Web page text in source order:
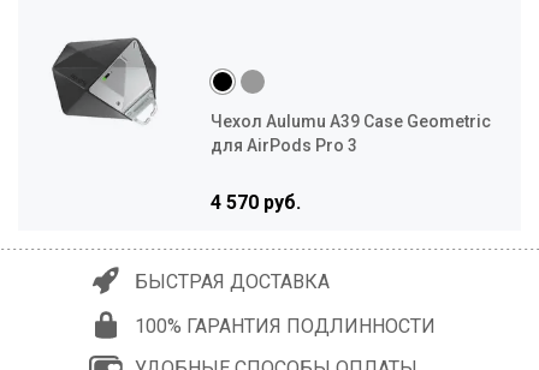
Чехол Aulumu A39 Case Geometric
для AirPods Pro 3
4 570 руб.
БЫСТРАЯ ДОСТАВКА
100% ГАРАНТИЯ ПОДЛИННОСТИ